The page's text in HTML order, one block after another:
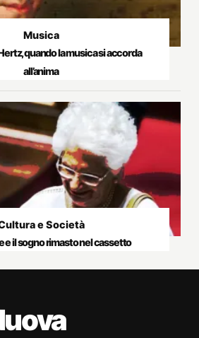
Musica
quando la musica si accorda
all’anima
e Società
e il sogno rimasto nel cassetto